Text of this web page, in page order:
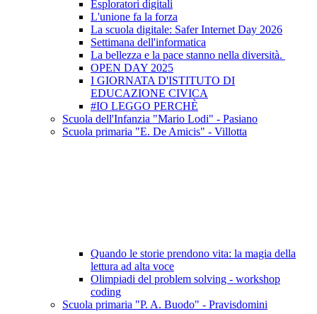
Esploratori digitali
L'unione fa la forza
La scuola digitale: Safer Internet Day 2026
Settimana dell'informatica
La bellezza e la pace stanno nella diversità.
OPEN DAY 2025
I GIORNATA D'ISTITUTO DI
EDUCAZIONE CIVICA
#IO LEGGO PERCHÈ
Scuola dell'Infanzia "Mario Lodi" - Pasiano
Scuola primaria "E. De Amicis" - Villotta
Quando le storie prendono vita: la magia della
lettura ad alta voce
Olimpiadi del problem solving - workshop
coding
Scuola primaria "P. A. Buodo" - Pravisdomini